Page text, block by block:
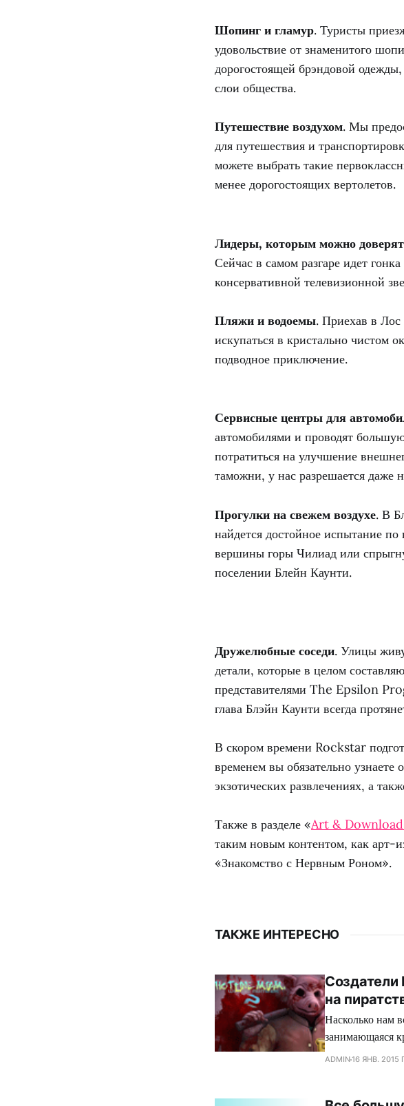
Шопинг и гламур. Туристы
удовольствие от знаменитого
дорогостоящей брэндовой
слои общества.
Путешествие воздухом. Мы
для путешествия и
можете выбрать такие
менее дорогостоящих вертолетов.
Лидеры, которым можно
Сейчас в самом разгаре идет
консервативной телевизионной
Пляжи и водоемы. Приехав в Лос
искупаться в кристально чистом
подводное приключение.
Сервисные центры для
автомобилями и проводят
потратиться на улучшение
таможни, у нас разрешается даже
Прогулки на свежем воздухе. В
найдется достойное испытание
вершины горы Чилиад или
поселении Блейн Каунти.
Дружелюбные соседи. Улицы
детали, которые в целом
представителями The Epsilon
глава Блэйн Каунти всегда
В скором времени Rockstar
временем вы обязательно
экзотических развлечениях, а
Также в разделе «Art &
таким новым контентом, как арт-
«Знакомство с Нервным Роном».
ТАКЖЕ ИНТЕРЕСНО
Создатели
на
Насколько нам
занимающаяся
производит
ADMIN16 ЯНВ. 2015